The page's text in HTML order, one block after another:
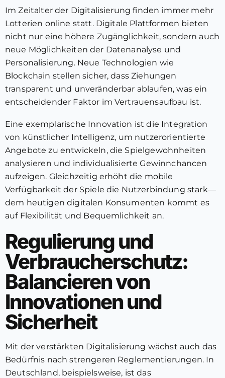
Im Zeitalter der Digitalisierung finden immer mehr
Lotterien online statt. Digitale Plattformen bieten
nicht nur eine höhere Zugänglichkeit, sondern auch
neue Möglichkeiten der Datenanalyse und
Personalisierung. Neue Technologien wie
Blockchain stellen sicher, dass Ziehungen
transparent und unveränderbar ablaufen, was ein
entscheidender Faktor im Vertrauensaufbau ist.
Eine exemplarische Innovation ist die Integration
von künstlicher Intelligenz, um nutzerorientierte
Angebote zu entwickeln, die Spielgewohnheiten
analysieren und individualisierte Gewinnchancen
aufzeigen. Gleichzeitig erhöht die mobile
Verfügbarkeit der Spiele die Nutzerbindung stark—
dem heutigen digitalen Konsumenten kommt es
auf Flexibilität und Bequemlichkeit an.
Regulierung und
Verbraucherschutz:
Balancieren von
Innovationen und
Sicherheit
Mit der verstärkten Digitalisierung wächst auch das
Bedürfnis nach strengeren Reglementierungen. In
Deutschland, beispielsweise, ist das